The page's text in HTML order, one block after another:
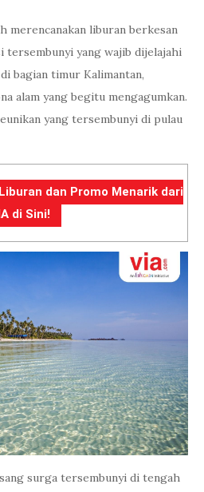
merencanakan liburan berkesan
tersembunyi yang wajib dijelajahi
bagian timur Kalimantan,
alam yang begitu mengagumkan.
yang tersembunyi di pulau
dan Promo Menarik dari
di Sini!
surga tersembunyi di tengah